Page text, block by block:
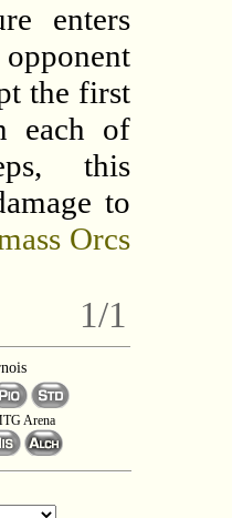
enters
the first
each of
this
to
Orcs
1/1
Arena